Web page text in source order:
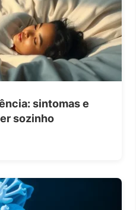
sintomas e
sozinho